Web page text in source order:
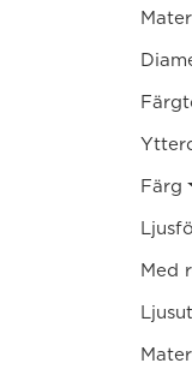
Färg
Med